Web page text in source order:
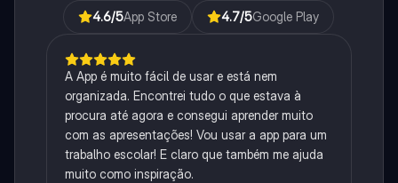
4.6/5App Store 4.7/5Google Play
A App é muito fácil de usar e está nem
organizada. Encontrei tudo o que estava à
procura até agora e consegui aprender muito
com as apresentações! Vou usar a app para um
trabalho escolar! E claro que também me ajuda
muito como inspiração.